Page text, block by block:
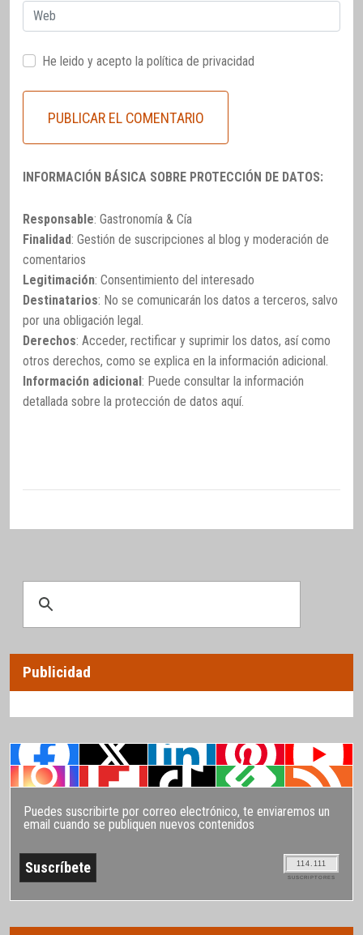
Web
He leido y acepto la política de privacidad
INFORMACIÓN BÁSICA SOBRE PROTECCIÓN DE DATOS:
Responsable: Gastronomía & Cía
Finalidad: Gestión de suscripciones al blog y moderación de
comentarios
Legitimación: Consentimiento del interesado
Destinatarios: No se comunicarán los datos a terceros, salvo
por una obligación legal.
Derechos: Acceder, rectificar y suprimir los datos, así como
otros derechos, como se explica en la información adicional.
Información adicional: Puede consultar la información
detallada sobre la protección de datos aquí.
Publicidad
Puedes suscribirte por correo electrónico, te enviaremos un
email cuando se publiquen nuevos contenidos
114.111
SUSCRIPTORES